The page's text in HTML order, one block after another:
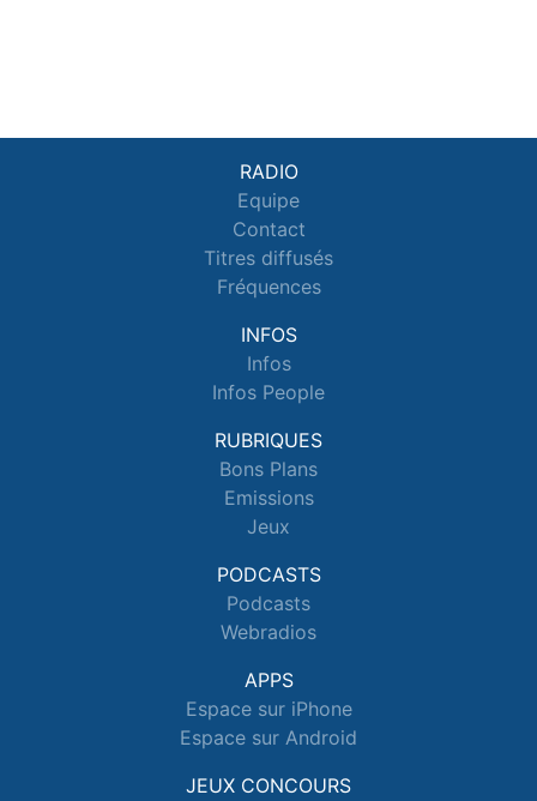
RADIO
Equipe
Contact
Titres diffusés
Fréquences
INFOS
Infos
Infos People
RUBRIQUES
Bons Plans
Emissions
Jeux
PODCASTS
Podcasts
Webradios
APPS
Espace sur iPhone
Espace sur Android
JEUX CONCOURS